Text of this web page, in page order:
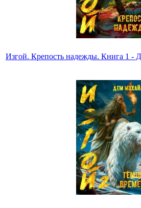
Изгой. Крепость надежды. Книга 1 -